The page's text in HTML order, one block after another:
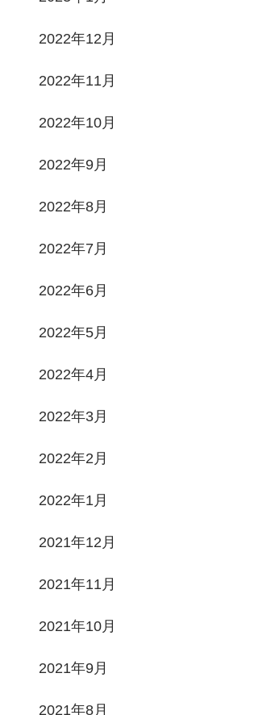
2022年12月
2022年11月
2022年10月
2022年9月
2022年8月
2022年7月
2022年6月
2022年5月
2022年4月
2022年3月
2022年2月
2022年1月
2021年12月
2021年11月
2021年10月
2021年9月
2021年8月